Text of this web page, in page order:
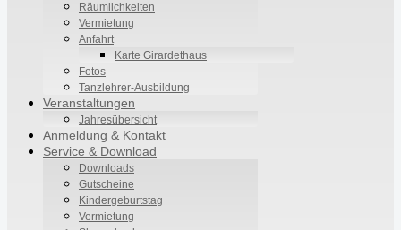
Räumlichkeiten
Vermietung
Anfahrt
Karte Girardethaus
Fotos
Tanzlehrer-Ausbildung
Veranstaltungen
Jahresübersicht
Anmeldung & Kontakt
Service & Download
Downloads
Gutscheine
Kindergeburtstag
Vermietung